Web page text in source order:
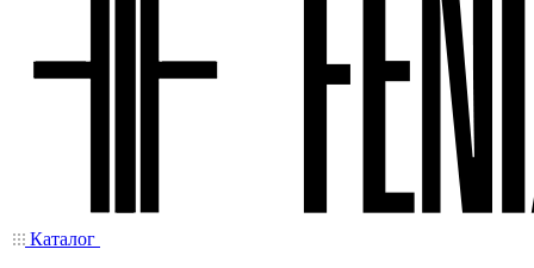
Каталог